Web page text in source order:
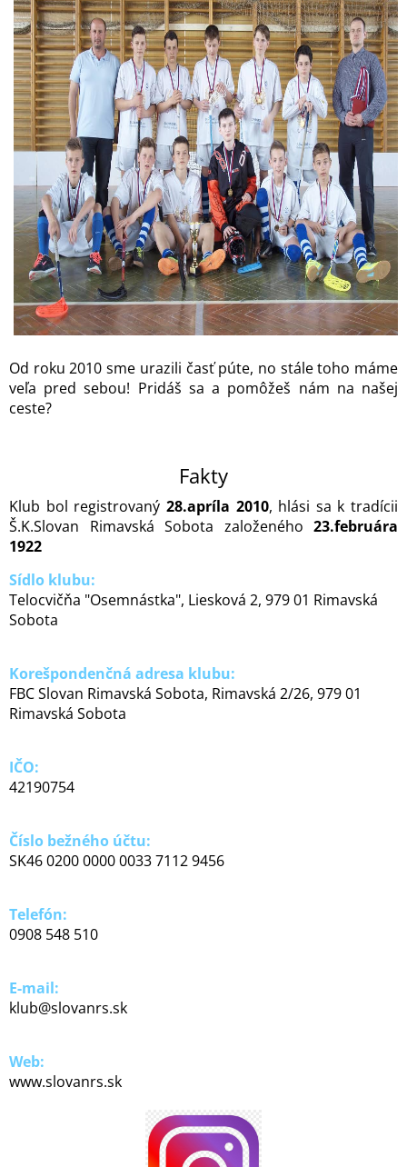
Od roku 2010 sme urazili časť púte, no stále toho máme
veľa pred sebou! Pridáš sa a pomôžeš nám na našej
ceste?
Fakty
Klub bol registrovaný 28.apríla 2010, hlási sa k tradícii
Š.K.Slovan Rimavská Sobota založeného 23.februára
1922
Sídlo klubu:
Telocvičňa "Osemnástka", Liesková 2, 979 01 Rimavská
Sobota
Korešpondenčná adresa klubu:
FBC Slovan Rimavská Sobota, Rimavská 2/26, 979 01
Rimavská Sobota
IČO:
42190754
Číslo bežného účtu:
SK46 0200 0000 0033 7112 9456
Telefón:
0908 548 510
E-mail:
klub@slovanrs.sk
Web:
www.slovanrs.sk